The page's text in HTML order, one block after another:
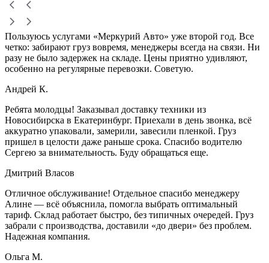
Пользуюсь услугами «Меркурий Авто» уже второй год. Все
четко: забирают груз вовремя, менеджеры всегда на связи. Ни
разу не было задержек на складе. Цены приятно удивляют,
особенно на регулярные перевозки. Советую.
Андрей К.
Ребята молодцы! Заказывал доставку техники из
Новосибирска в Екатеринбург. Приехали в день звонка, всё
аккуратно упаковали, замерили, завесили пленкой. Груз
пришел в целости даже раньше срока. Спасибо водителю
Сергею за внимательность. Буду обращаться еще.
Дмитрий Власов
Отличное обслуживание! Отдельное спасибо менеджеру
Алине — всё объяснила, помогла выбрать оптимальный
тариф. Склад работает быстро, без типичных очередей. Груз
забрали с производства, доставили «до двери» без проблем.
Надежная компания.
Ольга М.